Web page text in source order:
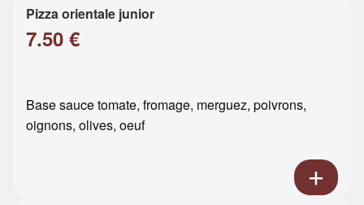
Pizza orientale junior
7.50 €
Base sauce tomate, fromage, merguez, poivrons,
oignons, olives, oeuf